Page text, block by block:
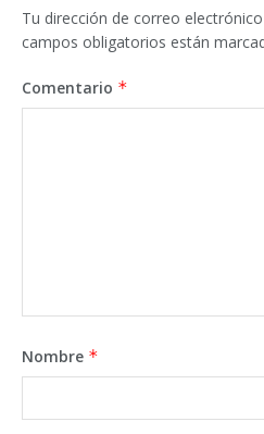
Tu dirección de correo
campos obligatorios están
Comentario *
Nombre *